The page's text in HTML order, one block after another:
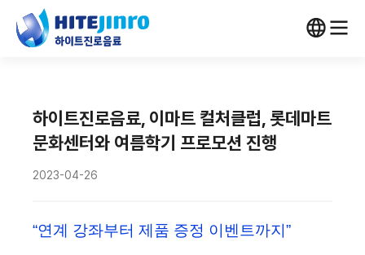
하이트진로음료, 이마트 컬처클럽, 롯데마트
문화센터와 여름학기 프로모션 진행
2023-04-26
“연계 강좌부터 제품 증정 이벤트까지”